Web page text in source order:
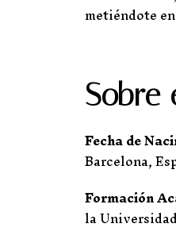
metiéndote
Sobre
Fecha de
Barcelona,
Formación
la